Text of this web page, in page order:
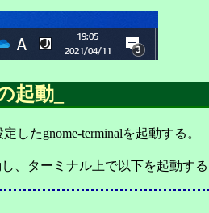
起動
定したgnome-terminalを起動する。
、ターミナル上で以下を起動する